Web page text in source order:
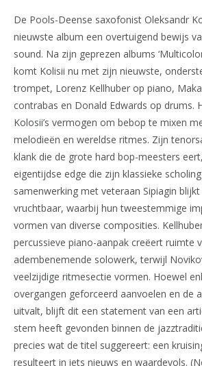
De Pools-Deense saxofonist Oleksandr
nieuwste album een overtuigend bewijs
sound. Na zijn geprezen albums
komt Kolisii nu met zijn nieuwste,
trompet, Lorenz Kellhuber op piano,
contrabas en Donald Edwards op drums.
Kolosii’s vermogen om bebop te mixen
melodieën en wereldse ritmes. Zijn
klank die de grote hard bop-meesters
eigentijdse edge die zijn klassieke
samenwerking met veteraan Sipiagin
vruchtbaar, waarbij hun tweestemmige
vormen van diverse composities.
percussieve piano-aanpak creëert ruimte
adembenemende solowerk, terwijl
veelzijdige ritmesectie vormen. Hoewel
overgangen geforceerd aanvoelen en de
uitvalt, blijft dit een statement van een
stem heeft gevonden binnen de
precies wat de titel suggereert: een
resulteert in iets nieuws en waardevols.